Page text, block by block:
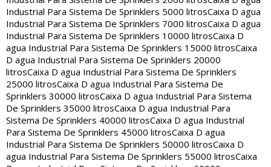
Industrial Para Sistema De Sprinklers 5000 litrosCaixa D agua
Industrial Para Sistema De Sprinklers 7000 litrosCaixa D agua
Industrial Para Sistema De Sprinklers 10000 litrosCaixa D
agua Industrial Para Sistema De Sprinklers 15000 litrosCaixa
D agua Industrial Para Sistema De Sprinklers 20000
litrosCaixa D agua Industrial Para Sistema De Sprinklers
25000 litrosCaixa D agua Industrial Para Sistema De
Sprinklers 30000 litrosCaixa D agua Industrial Para Sistema
De Sprinklers 35000 litrosCaixa D agua Industrial Para
Sistema De Sprinklers 40000 litrosCaixa D agua Industrial
Para Sistema De Sprinklers 45000 litrosCaixa D agua
Industrial Para Sistema De Sprinklers 50000 litrosCaixa D
agua Industrial Para Sistema De Sprinklers 55000 litrosCaixa